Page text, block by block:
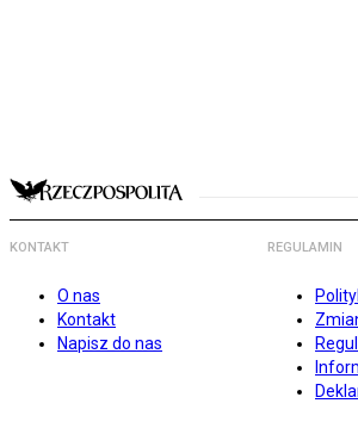
KONTAKT
O nas
Kontakt
Napisz do nas
REGULAMIN